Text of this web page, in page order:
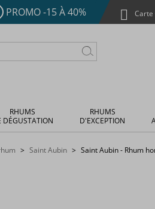
PROMO -15 À 40% Carte
RHUMS
DÉGUSTATION
RHUMS
D'EXCEPTION
Saint Aubin Saint Aubin - Rhum